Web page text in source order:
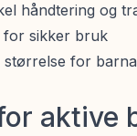
håndtering og
for sikker bruk
størrelse for
aktive